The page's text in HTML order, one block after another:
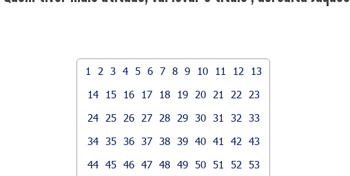
1 2 3 4 5 6 7 8 9 10 11 12
13
14
15 16 17 18 19 20 21 22
23
24
25 26 27 28 29 30 31 32
33
34 35 36 37 38 39 40 41 42
43
44 45 46 47 48 49 50 51 52
53